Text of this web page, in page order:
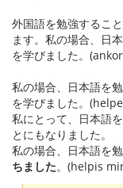
外国語を勉強するこ
ます。私の場合、日
を学びました。
私の場合、日本語を
を学びました。
私にとって、日本語
とにもなりました。
私の場合、日本語を
ちました。(helpis